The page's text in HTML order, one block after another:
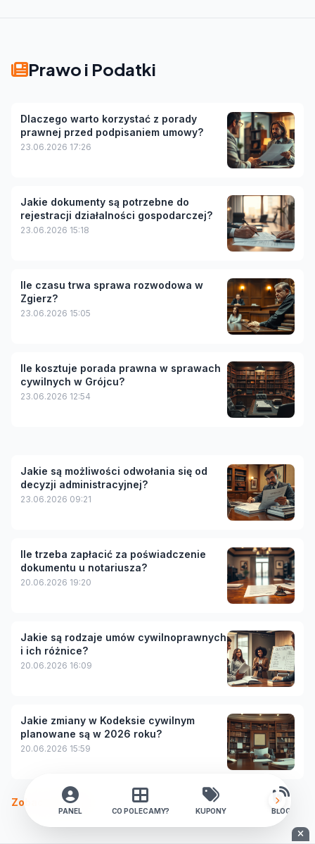
Prawo i Podatki
Dlaczego warto korzystać z porady
prawnej przed podpisaniem umowy?
23.06.2026 17:26
Jakie dokumenty są potrzebne do
rejestracji działalności gospodarczej?
23.06.2026 15:18
Ile czasu trwa sprawa rozwodowa w
Zgierz?
23.06.2026 15:05
Ile kosztuje porada prawna w sprawach
cywilnych w Grójcu?
23.06.2026 12:54
Jakie są możliwości odwołania się od
decyzji administracyjnej?
23.06.2026 09:21
Ile trzeba zapłacić za poświadczenie
dokumentu u notariusza?
20.06.2026 19:20
Jakie są rodzaje umów cywilnoprawnych
i ich różnice?
20.06.2026 16:09
Jakie zmiany w Kodeksie cywilnym
planowane są w 2026 roku?
20.06.2026 15:59
Zobacz więcej
PANEL CO POLECAMY? KUPONY BLOG